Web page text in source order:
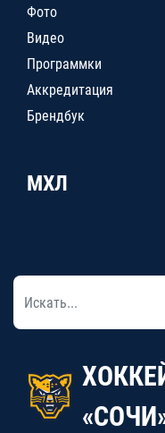
Фото
Видео
Программки
Аккредитация
Брендбук
МХЛ